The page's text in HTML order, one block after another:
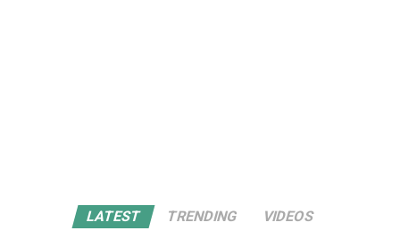
LATEST TRENDING VIDEOS